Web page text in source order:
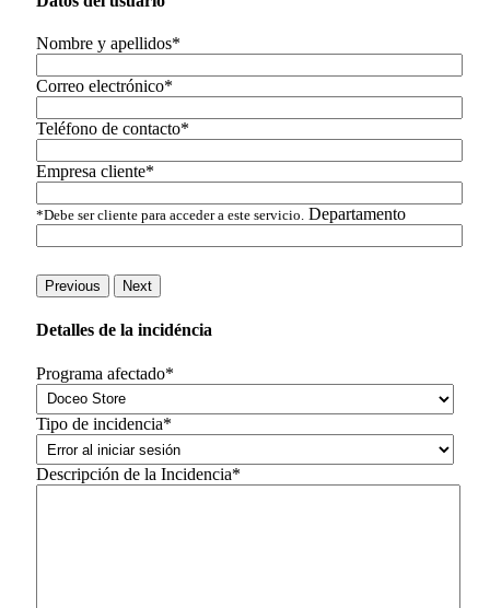
Nombre y apellidos*
Correo electrónico*
Teléfono de contacto*
Empresa cliente*
*Debe ser cliente para acceder a este servicio. Departamento
Previous Next
Detalles de la incidéncia
Programa afectado*
Tipo de incidencia*
Descripción de la Incidencia*